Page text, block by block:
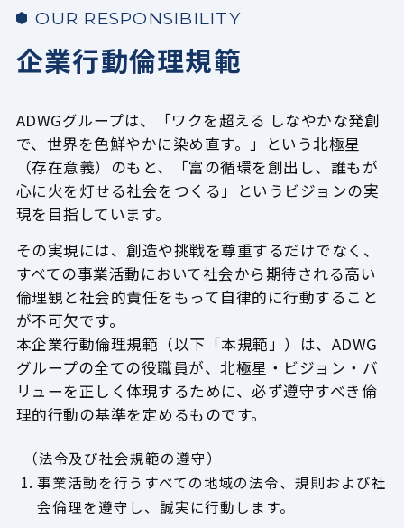
OUR RESPONSIBILITY
企業行動倫理規範
ADWGグループは、「ワクを超える しなやかな発創
で、世界を色鮮やかに染め直す。」という北極星
（存在意義） のもと、「富の循環を創出し、誰もが
心に火を灯せる社会をつくる」というビジョンの実
現を目指しています。
その実現には、創造や挑戦を尊重するだけでなく、
すべての事業活動において社会から期待される高い
倫理観と社会的責任をもって自律的に行動すること
が不可欠です。
本企業行動倫理規範（以下「本規範」）は、ADWG
グループの全ての役職員が、北極星・ビジョン・バ
リューを正しく体現するために、必ず遵守すべき倫
理的行動の基準を定めるものです。
（法令及び社会規範の遵守）
1. 事業活動を行うすべての地域の法令、規則および社
会倫理を遵守し、誠実に行動します。